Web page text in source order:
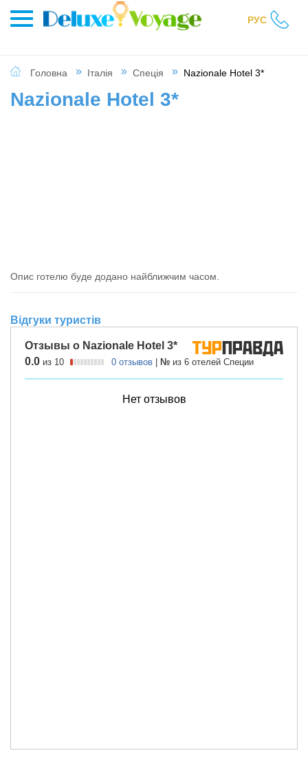
РУС
Головна Італія Спеція Nazionale Hotel 3*
Nazionale Hotel 3*
Опис готелю буде додано найближчим часом.
Відгуки туристів